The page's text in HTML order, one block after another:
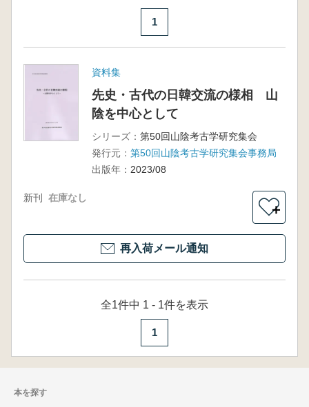
1
資料集
先史・古代の日韓交流の様相 山
陰を中心として
シリーズ： 第50回山陰考古学研究集会
発行元： 第50回山陰考古学研究集会事務局
出版年： 2023/08
新刊 在庫なし
＋
再入荷メール通知
全1件中 1 - 1件を表示
1
本を探す